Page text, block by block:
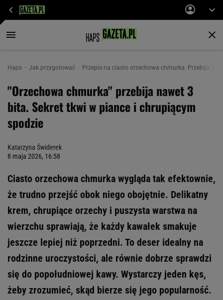
Haps Jak przygotować Przepis na ciasto orzechowa chmurka. Przebija 3
"Orzechowa chmurka" przebija nawet 3
bita. Sekret tkwi w piance i chrupiącym
spodzie
Katarzyna Świderek
8 maja 2026, 16:58
Ciasto orzechowa chmurka wygląda tak efektownie,
że trudno przejść obok niego obojętnie. Delikatny
krem, chrupiące orzechy i puszysta warstwa na
wierzchu sprawiają, że każdy kawałek smakuje
jeszcze lepiej niż poprzedni. To deser idealny na
rodzinne uroczystości, ale równie dobrze sprawdzi
się do popołudniowej kawy. Wystarczy jeden kęs,
żeby zrozumieć, skąd bierze się jego popularność.